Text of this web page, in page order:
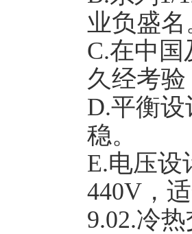
业负盛名
C.在中国
久经考
D.平衡设
稳。
E.电压设
440V，
9.02.冷